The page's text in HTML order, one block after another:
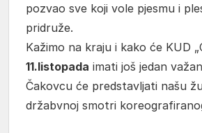
pozvao sve koji vole pjesmu i
pridruže.
Kažimo na kraju i kako će KUD
11.listopada imati još jedan
Čakovcu će predstavljati našu
držabvnoj smotri